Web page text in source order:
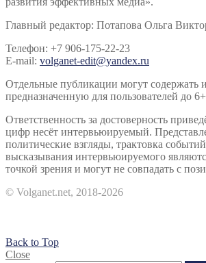
Главный редактор: Потапова Ольга
Телефон: +7 906-175-22-23
E-mail: volganet-edit@yandex.ru
Отдельные публикации могут
предназначенную для пользователей до 6+
Ответственность за достоверность
цифр несёт интервьюируемый.
политические взгляды, трактовка
высказывания интервьюируемого
точкой зрения и могут не совпадать с
© Volganet.net, 2018-2026
Back to Top
Close